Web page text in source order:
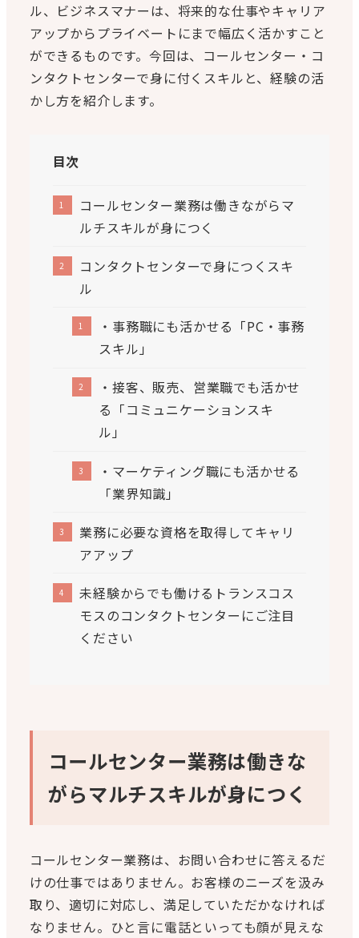
ル、ビジネスマナーは、将来的な仕事やキャリア
アップからプライベートにまで幅広く活かすこと
ができるものです。今回は、コールセンター・コ
ンタクトセンターで身に付くスキルと、経験の活
かし方を紹介します。
目次
コールセンター業務は働きながらマ
ルチスキルが身につく
コンタクトセンターで身につくスキ
ル
・事務職にも活かせる「PC・事務
スキル」
・接客、販売、営業職でも活かせ
る「コミュニケーションスキ
ル」
・マーケティング職にも活かせる
「業界知識」
業務に必要な資格を取得してキャリ
アアップ
未経験からでも働けるトランスコス
モスのコンタクトセンターにご注目
ください
コールセンター業務は働きな
がらマルチスキルが身につく
コールセンター業務は、お問い合わせに答えるだ
けの仕事ではありません。お客様のニーズを汲み
取り、適切に対応し、満足していただかなければ
なりません。ひと言に電話といっても顔が見えな